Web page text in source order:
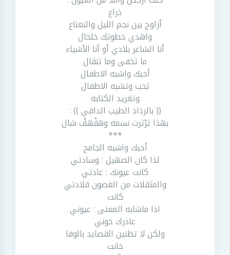
ذراع
أزاوج بين نجم الليل والنعناع
واهدي خطوتك خلخال
أنا الشاعر بلادي أو أنا الأشياء
ما تخفى وما تنقال
أحبك واشبه الاطفال
تحب وتشبه الاطفال
وتغريد الكتابه
(( بالرذاذ الطيب الدافي )) :
بهذا ثرْثرت نسمه وهفْهفْ شال
***
أحبك واشبه الجامح
لذا كان الصهيل : وسادتي
كانت عيونك : عادتي
والمثقلات من الغصون قلادتي
كانت
اذا ماشابه المعنى : عيوني
عاذرك خوني
ولكن لا تظنين القصايد بالوفا
خانت